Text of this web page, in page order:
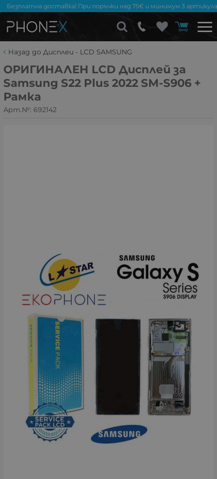
Безплатна доставка! При поръчки над 75€ и минимум 3
Назад до Дисплеи - LCD SAMSUNG
ОРИГИНАЛЕН LCD Дисплей за
Samsung S22 Plus 2022 SM-S906 +
Рамка
Арт.№: 692142